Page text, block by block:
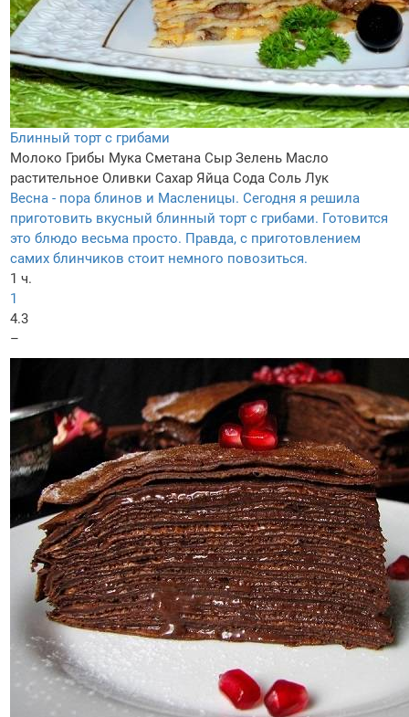
Блинный торт с грибами
Молоко Грибы Мука Сметана Сыр Зелень Масло
растительное Оливки Сахар Яйца Сода Соль Лук
Весна - пора блинов и Масленицы. Сегодня я решила
приготовить вкусный блинный торт с грибами. Готовится
это блюдо весьма просто. Правда, с приготовлением
самих блинчиков стоит немного повозиться.
1 ч.
1
4.3
–